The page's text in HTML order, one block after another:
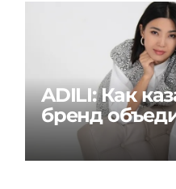
ADILI: Как
бренд
и